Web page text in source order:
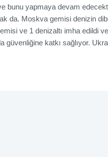
bunu yapmaya devam
da. Moskva gemisi denizin
ve 1 denizaltı imha edildi
güvenliğine katkı sağlıyor.